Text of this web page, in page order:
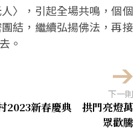
〉，引起全場共鳴，個個
結，繼續弘揚佛法，再接
。
下一則
2023新春慶典 拱門亮燈萬
眾歡騰